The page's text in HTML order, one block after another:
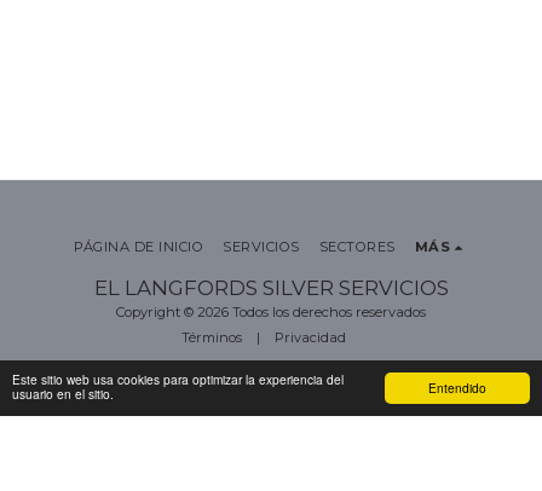
Entendido
Este sitio web usa cookies para optimizar la experiencia del
usuario en el sitio.
EL LANGFORDS SILVER SERVICIOS
Copyright © 2026 Todos los derechos reservados
Términos | Privacidad
PÁGINA DE INICIO SERVICIOS SECTORES MÁS
SUSCRIBIRSE